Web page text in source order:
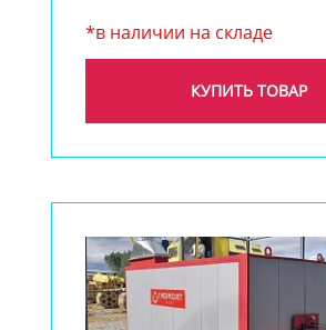
*в наличии на складе
КУПИТЬ ТОВАР